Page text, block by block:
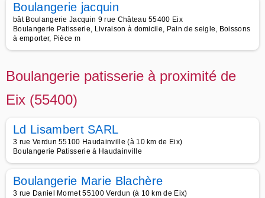
Boulangerie jacquin
bât Boulangerie Jacquin 9 rue Château 55400 Eix
Boulangerie Patisserie, Livraison à domicile, Pain de seigle, Boissons
à emporter, Pièce m
Boulangerie patisserie à proximité de
Eix (55400)
Ld Lisambert SARL
3 rue Verdun 55100 Haudainville (à 10 km de Eix)
Boulangerie Patisserie à Haudainville
Boulangerie Marie Blachère
3 rue Daniel Mornet 55100 Verdun (à 10 km de Eix)